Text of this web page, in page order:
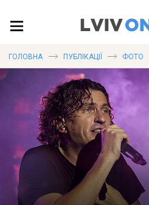
ЛОКАЦІЇ
ПУБЛІКАЦІЇ
ГОЛОВНА ПУБЛІКАЦІЇ ФОТО